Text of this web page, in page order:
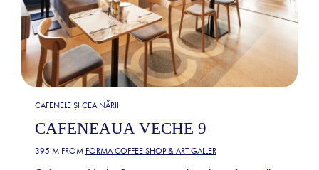
CAFENELE ȘI CEAINĂRII
CAFENEAUA VECHE 9
395 M FROM FORMA COFFEE SHOP & ART GALLER